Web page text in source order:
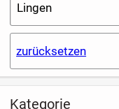
Lingen
zurücksetzen
Neubauprojekt
Bümmersteder
Tredde, zwei
26133 Oldenburg
Kategorie